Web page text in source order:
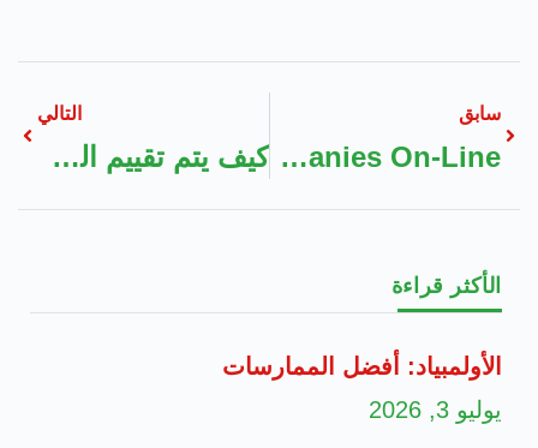
سابق
The Advantages Of Accessing Boiler Restore Companies On-Line
التالي
كيف يتم تقييم العقار من البنك
الأكثر قراءة
الأولمبياد: أفضل الممارسات
يوليو 3, 2026